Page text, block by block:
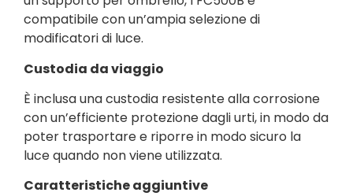
compatibile con un’ampia selezione di
modificatori di luce.
Custodia da viaggio
È inclusa una custodia resistente alla corrosione
con un’efficiente protezione dagli urti, in modo da
poter trasportare e riporre in modo sicuro la
luce quando non viene utilizzata.
Caratteristiche aggiuntive